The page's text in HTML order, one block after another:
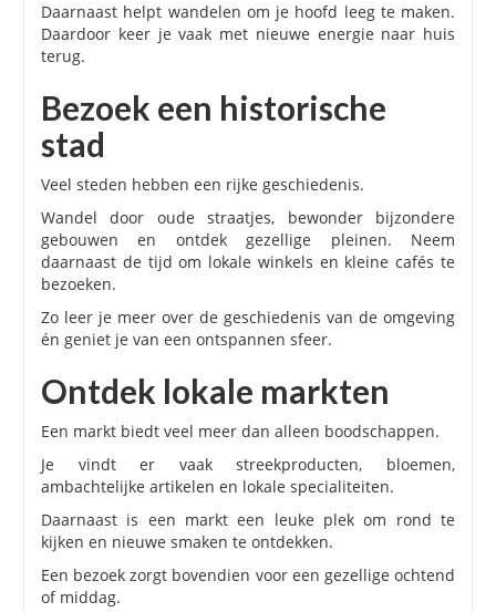
Daarnaast helpt wandelen om je hoofd leeg te maken.
Daardoor keer je vaak met nieuwe energie naar huis
terug.
Bezoek een historische
stad
Veel steden hebben een rijke geschiedenis.
Wandel door oude straatjes, bewonder bijzondere
gebouwen en ontdek gezellige pleinen. Neem
daarnaast de tijd om lokale winkels en kleine cafés te
bezoeken.
Zo leer je meer over de geschiedenis van de omgeving
én geniet je van een ontspannen sfeer.
Ontdek lokale markten
Een markt biedt veel meer dan alleen boodschappen.
Je vindt er vaak streekproducten, bloemen,
ambachtelijke artikelen en lokale specialiteiten.
Daarnaast is een markt een leuke plek om rond te
kijken en nieuwe smaken te ontdekken.
Een bezoek zorgt bovendien voor een gezellige ochtend
of middag.